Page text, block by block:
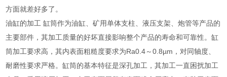
方面就差好多了。
油缸的加工 缸筒作为油缸、矿用单体支柱、液压支架、炮管等产品的
主要部件，其加工质量的好坏直接影响整个产品的寿命和可靠性。缸
筒加工要求高，其内表面粗糙度要求为Ra0.4～0.8µm，对同轴度、
耐磨性要求严格。缸筒的基本特征是深孔加工，其加工一直困扰加工